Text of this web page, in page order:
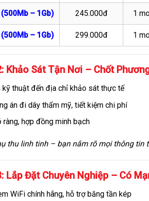
– 1Gb) 245.000đ 1
– 1Gb) 299.000đ 1
Khảo Sát Tận Nơi – Chốt
kỹ thuật đến địa chỉ khảo sát thực tế
án đi dây thẩm mỹ, tiết kiệm chi phí
ràng, hợp đồng minh bạch
thu linh tinh – bạn nắm rõ mọi thông tin
Lắp Đặt Chuyên Nghiệp – Có
WiFi chính hãng, hỗ trợ băng tần kép